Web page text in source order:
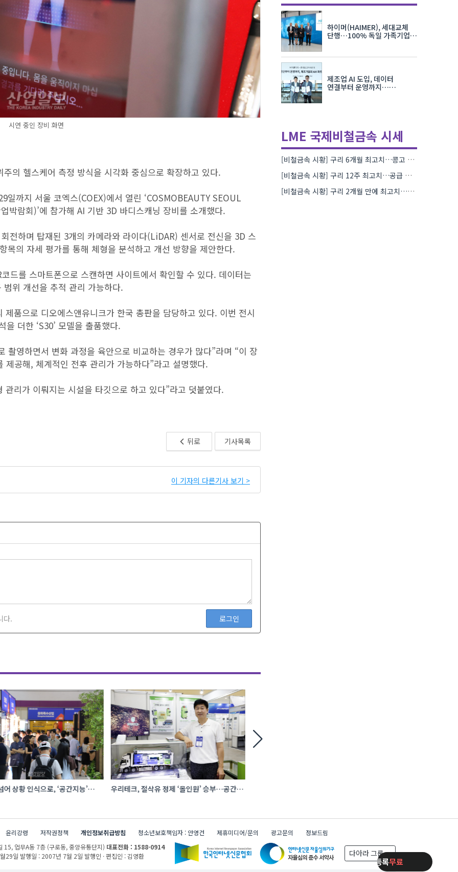
시연 중인 장비 화면
의 헬스케어 측정 방식을 시각화 중심으로 확장하고 있다.
까지 서울 코엑스(COEX)에서 열린 ‘COSMOBEAUTY SEOUL
박람회)’에 참가해 AI 기반 3D 바디스캐닝 장비를 소개했다.
전하며 탑재된 3개의 카메라와 라이다(LiDAR) 센서로 전신을 3D 스
목의 자세 평가를 통해 체형을 분석하고 개선 방향을 제안한다.
드를 스마트폰으로 스캔하면 사이트에서 확인할 수 있다. 데이터는
위 개선을 추적 관리 가능하다.
품으로 디오에스앤유니크가 한국 총판을 담당하고 있다. 이번 전시
더한 ‘S30’ 모델을 출품했다.
촬영하면서 변화 과정을 육안으로 비교하는 경우가 많다”라며 “이 장
공해, 체계적인 전후 관리가 가능하다”라고 설명했다.
리가 이뤄지는 시설을 타깃으로 하고 있다”라고 덧붙였다.
뒤로 기사목록
이 기자의 다른기사 보기 >
다. 로그인
어 상황 인식으로, ‘공간지능’
우리테크, 절삭유 정제 ‘올인원’ 승부…공간·
K-PRINT
08.19~08.22
자율주행모빌리티산업전
08.25~08.27
차세대 반도체 패키징 산업전
08.26~08.28 수원컨벤션센터
하이머(HAIMER), 세대교체
단행…100% 독일 가족기업
제조업 AI 도입, 데이터
연결부터 운영까지…
LME 국제비철금속 시세
[비철금속 시황] 구리 6개월 최고치…콩고 수출 규제에 공급 우려 확대
[비철금속 시황] 구리 12주 최고치…공급 부족 우려에 강세
[비철금속 시황] 구리 2개월 만에 최고치…재고 감소에 공급 부족 우려 확대
제품등록무료제품등록무료제품등록무료
윤리강령 저작권정책 개인정보취급방침 청소년보호책임자 : 안영건 제휴미디어/문의 광고문의
정보드림
15,업무A동 7층 (구로동, 중앙유통단지) 대표전화 : 1588-0914
29일 발행일 : 2007년 7월 2일 발행인 · 편집인 : 김영환 다아라 그룹